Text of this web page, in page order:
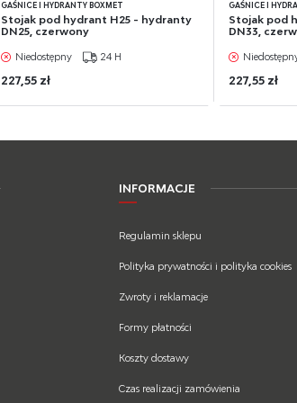
GAŚNICE I HYDRANTY BOXMET
Stojak pod hydrant H25 - hydranty
DN25, czerwony
Niedostępny 24 H
227,55 zł
GAŚNICE I
Stojak pod
DN33,
227,55 zł
INFORMACJE
Regulamin sklepu
Polityka prywatności i polityka cookies
Zwroty i reklamacje
Formy płatności
Koszty dostawy
Czas realizacji zamówienia